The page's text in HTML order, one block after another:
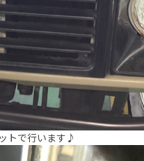
トで行います♪